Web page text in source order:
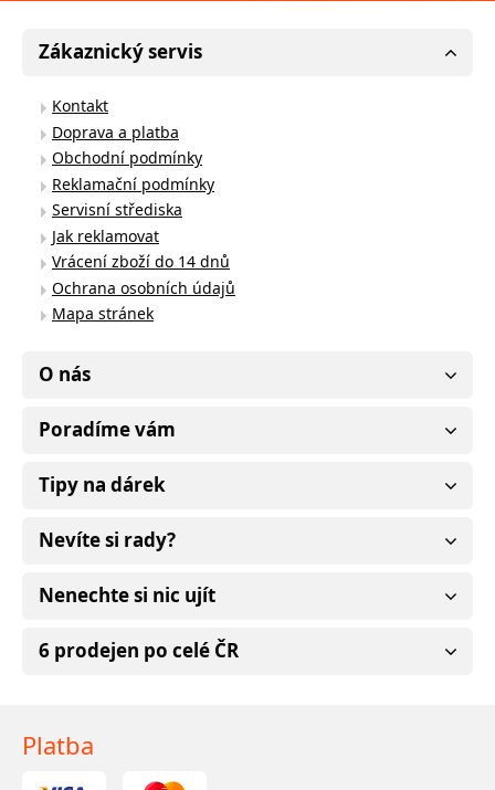
Zákaznický servis
Kontakt
Doprava a platba
Obchodní podmínky
Reklamační podmínky
Servisní střediska
Jak reklamovat
Vrácení zboží do 14 dnů
Ochrana osobních údajů
Mapa stránek
O nás
Poradíme vám
Tipy na dárek
Nevíte si rady?
Nenechte si nic ujít
6 prodejen po celé ČR
Platba